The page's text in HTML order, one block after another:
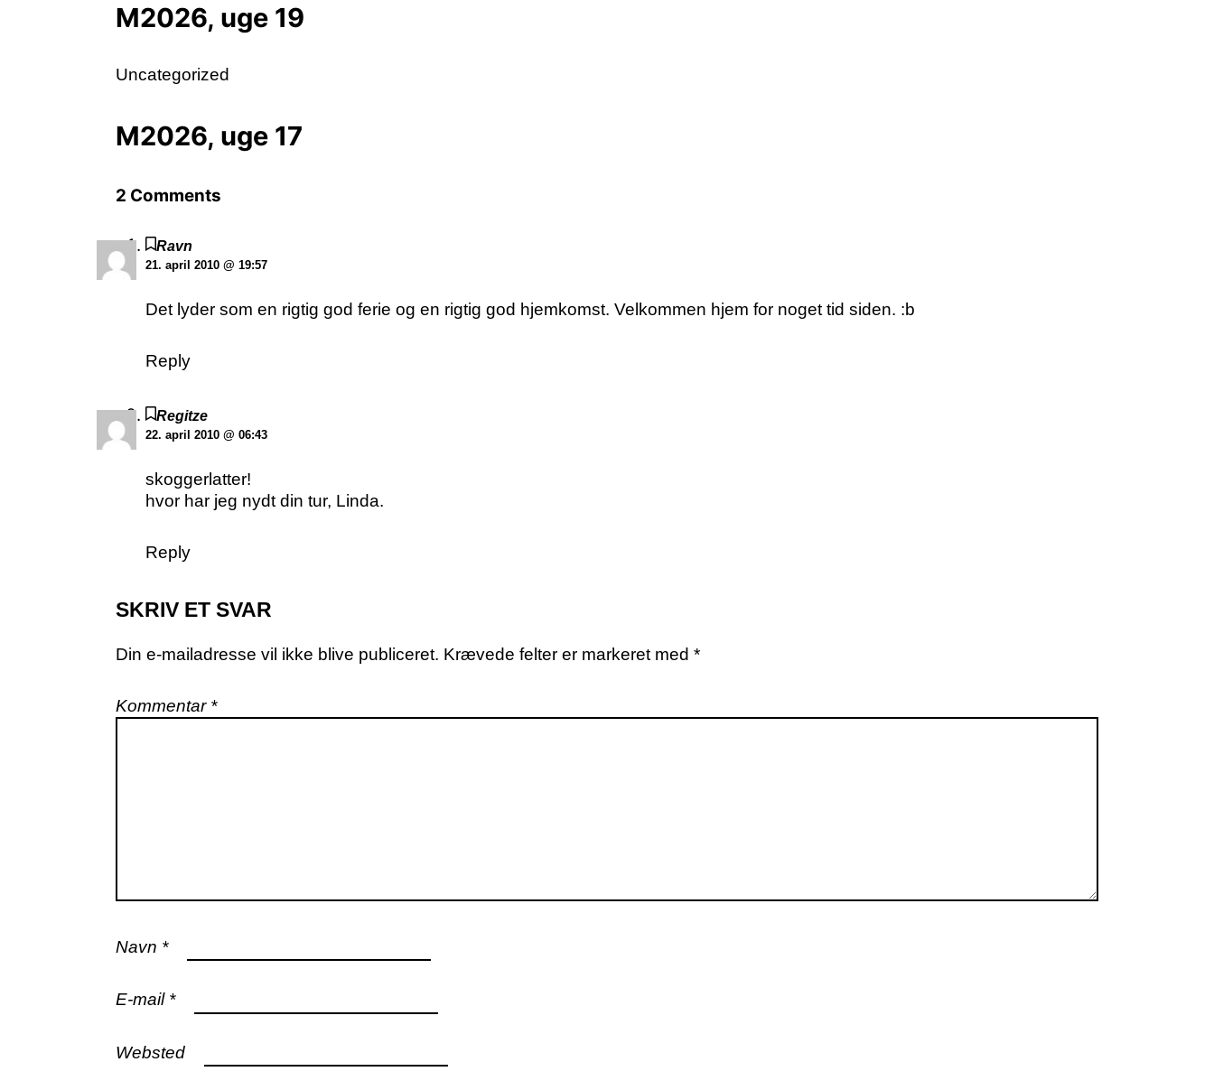
M2026, uge 19
Uncategorized
M2026, uge 17
2 Comments
Ravn
21. april 2010 @ 19:57
Det lyder som en rigtig god ferie og en rigtig god hjemkomst. Velkommen hjem for noget tid siden. :b
Reply
Regitze
22. april 2010 @ 06:43
skoggerlatter!
hvor har jeg nydt din tur, Linda.
Reply
SKRIV ET SVAR
Din e-mailadresse vil ikke blive publiceret. Krævede felter er markeret med *
Kommentar *
Navn *
E-mail *
Websted